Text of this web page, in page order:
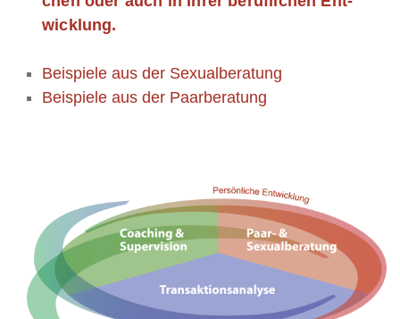
wick­lung.
Beispiele aus der Sexualberatung
Beispiele aus der Paarberatung